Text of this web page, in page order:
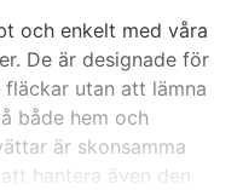
och enkelt med våra
De är designade för
utan att lämna
både hem och
är skonsamma
hantera även den